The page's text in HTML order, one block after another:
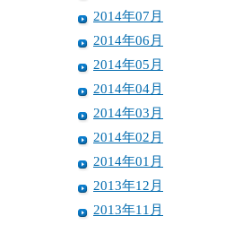
2014年07月
2014年06月
2014年05月
2014年04月
2014年03月
2014年02月
2014年01月
2013年12月
2013年11月